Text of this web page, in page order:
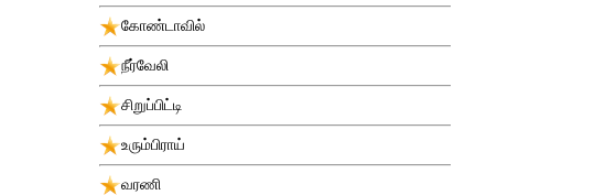
கோண்டாவில்
நீர்வேலி
சிறுப்பிட்டி
உரும்பிராய்
வரணி